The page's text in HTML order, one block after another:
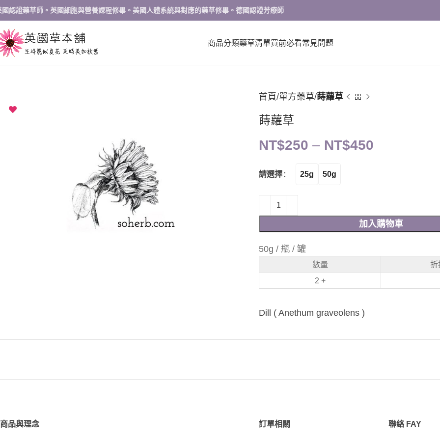
國認證藥草師。英國細胞與營養課程修畢。美國人體系統與對應的藥草修畢。德國認證芳療師
商品分類藥草清單買前必看常見問題
首頁 單方藥草 蒔蘿草
蒔蘿草
NT$250 – NT$450
請選擇 25g 50g
加入購物車
50g / 瓶 / 罐
數量
折
2 +
Dill ( Anethum graveolens )
商品與理念 訂單相關 聯絡 FAY